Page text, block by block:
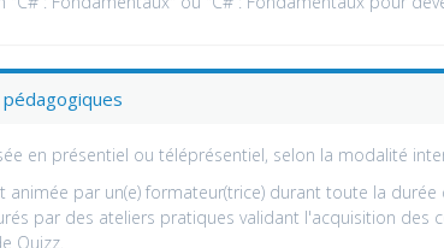
en présentiel ou téléprésentiel, selon la modalité
animée par un(e) formateur(trice) durant toute la
par des ateliers pratiques validant l'acquisition des
Quizz.